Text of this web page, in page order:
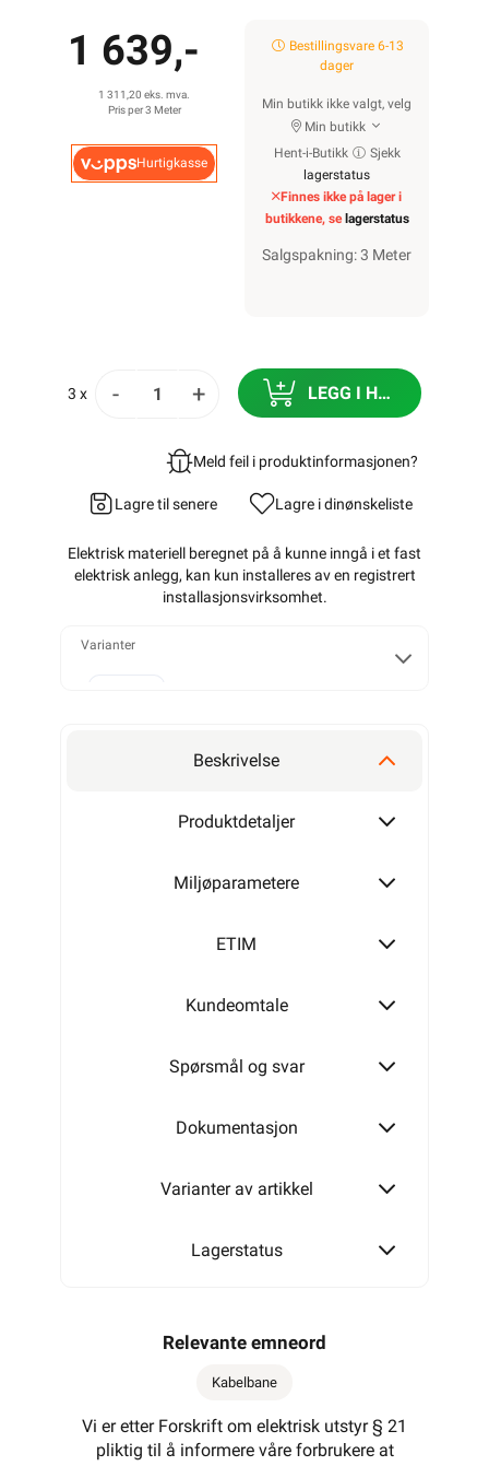
1 639,-
1 311,20 eks. mva.
Pris per 3 Meter
Hurtigkasse
Bestillingsvare 6-13
dager
Min butikk ikke valgt, velg
Min butikk
Hent-i-Butikk
Sjekk
lagerstatus
Finnes ikke på lager i
butikkene, se lagerstatus
Salgspakning: 3 Meter
3 x - + LEGG I HANDLEKURV
Meld feil i produktinformasjonen?
Lagre til senere Lagre i dinønskeliste
Elektrisk materiell beregnet på å kunne inngå i et fast
elektrisk anlegg, kan kun installeres av en registrert
installasjonsvirksomhet.
Varianter
75 mm
150 mm
Beskrivelse
Produktdetaljer
Miljøparametere
ETIM
Kundeomtale
Spørsmål og svar
Dokumentasjon
Varianter av artikkel
Lagerstatus
Relevante emneord
Kabelbane
Vi er etter Forskrift om elektrisk utstyr § 21
pliktig til å informere våre forbrukere at